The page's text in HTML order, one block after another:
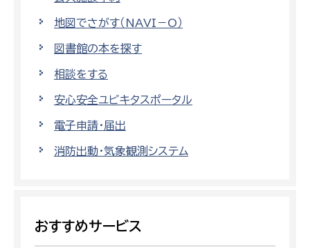
地図でさがす（NAVI－O）
図書館の本を探す
相談をする
安心安全ユビキタスポータル
電子申請・届出
消防出動・気象観測システム
おすすめサービス